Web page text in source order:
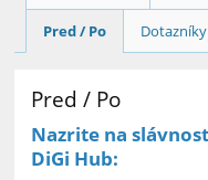
Pred / Po Dotazníky
Pred / Po
Nazrite na
DiGi Hub: